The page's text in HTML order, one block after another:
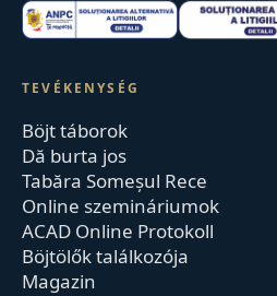
TEVÉKENYSÉG
Böjt táborok
Dă burta jos
Tabăra Someșul Rece
Online szemináriumok
ACAD Online Protokoll
Böjtölők találkozója
Magazin